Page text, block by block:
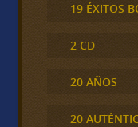
19 ÉXITOS
2 CD
20 AÑOS
20